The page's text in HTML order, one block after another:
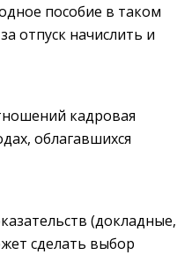
пособие в таком
отпуск начислить и
кадровая
облагавшихся
(докладные,
сделать выбор